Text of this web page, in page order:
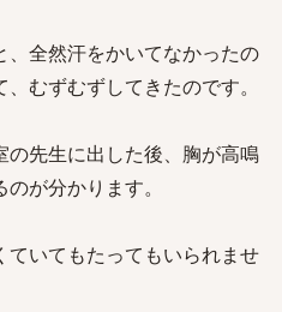
、全然汗をかいてなかったの
むずむずしてきたのです。
先生に出した後、胸が高鳴
が分かります。
いてもたってもいられませ